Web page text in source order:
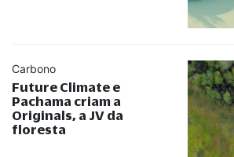
Carbono
Future Climate e
Pachama criam a
Originals, a JV da
floresta